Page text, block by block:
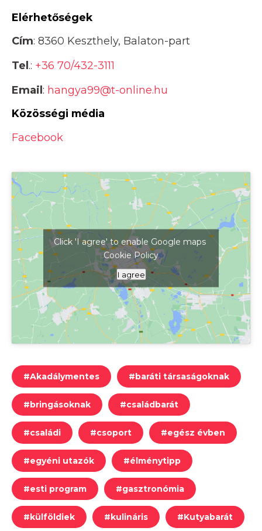
Elérhetőségek
Cím: 8360 Keszthely, Balaton-part
Tel .: +36 70/432-3111
Email : hangya99@t-online.hu
Közösségi média
Facebook
Kattints ide a térkép megjelenítéséhez
Click 'I agree' to enable Google maps
Cookie Policy
I agree
#Akadálymentes #baráti társaságoknak
#bringásoknak #családbarát
#családi #csoport #egész évben
#egyéni utazók #élménytipp
#esti program #gasztronómia
#külföldiek #kulináris #Kutyabarát